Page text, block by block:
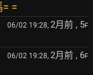
=
06/02 19:28, 2月前 , 5F
06/02 19:28, 2月前 , 6F